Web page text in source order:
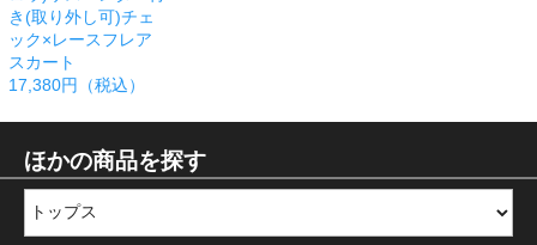
き(取り外し可)チェ
ック×レースフレア
スカート
17,380円（税込）
ほかの商品を探す